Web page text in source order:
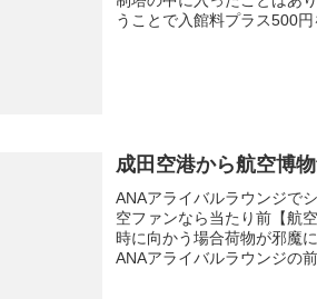
うことで入館料プラス500
成田空港から航空博
ANAアライバルラウンジで
空ファンなら当たり前【航
時に向かう場合荷物が邪魔
ANAアライバルラウンジの